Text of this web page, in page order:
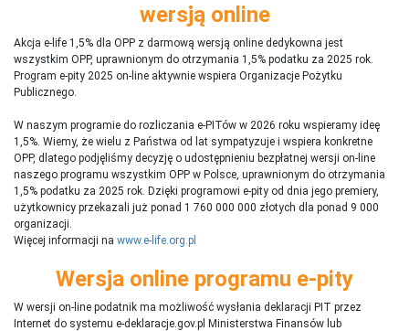
wersją online
Akcja e-life 1,5% dla OPP z darmową wersją online dedykowna jest
wszystkim OPP, uprawnionym do otrzymania 1,5% podatku za 2025 rok.
Program e-pity 2025 on-line aktywnie wspiera Organizacje Pożytku
Publicznego.
W naszym programie do rozliczania e-PITów w 2026 roku wspieramy ideę
1,5%. Wiemy, że wielu z Państwa od lat sympatyzuje i wspiera konkretne
OPP, dlatego podjęliśmy decyzję o udostępnieniu bezpłatnej wersji on-line
naszego programu wszystkim OPP w Polsce, uprawnionym do otrzymania
1,5% podatku za 2025 rok. Dzięki programowi e-pity od dnia jego premiery,
użytkownicy przekazali już ponad 1 760 000 000 złotych dla ponad 9 000
organizacji.
Więcej informacji na www.e-life.org.pl
Wersja online programu e-pity
W wersji on-line podatnik ma możliwość wysłania deklaracji PIT przez
Internet do systemu e-deklaracje.gov.pl Ministerstwa Finansów lub